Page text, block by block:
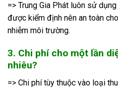
=> Trung Gia Phát luôn sử
được kiểm định nên an toàn
nhiễm môi trường.
3. Chi phí cho một lần
nhiêu?
=> Chi phí tùy thuộc vào loại